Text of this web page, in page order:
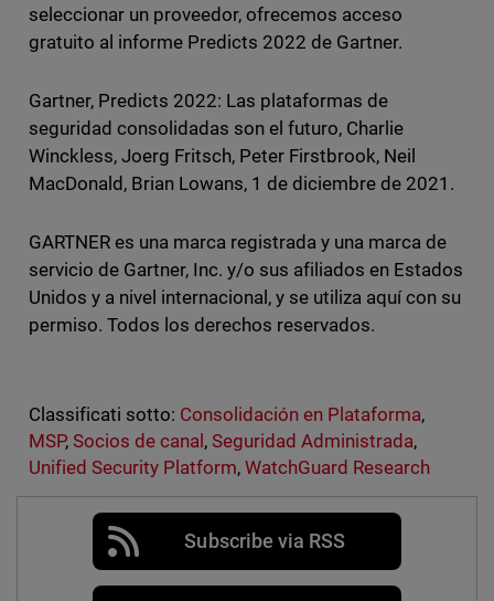
seleccionar un proveedor, ofrecemos acceso
gratuito al informe Predicts 2022 de Gartner.
Gartner, Predicts 2022: Las plataformas de
seguridad consolidadas son el futuro, Charlie
Winckless, Joerg Fritsch, Peter Firstbrook, Neil
MacDonald, Brian Lowans, 1 de diciembre de 2021.
GARTNER es una marca registrada y una marca de
servicio de Gartner, Inc. y/o sus afiliados en Estados
Unidos y a nivel internacional, y se utiliza aquí con su
permiso. Todos los derechos reservados.
Classificati sotto: Consolidación en Plataforma,
MSP, Socios de canal , Seguridad Administrada,
Unified Security Platform, WatchGuard Research
Subscribe via RSS